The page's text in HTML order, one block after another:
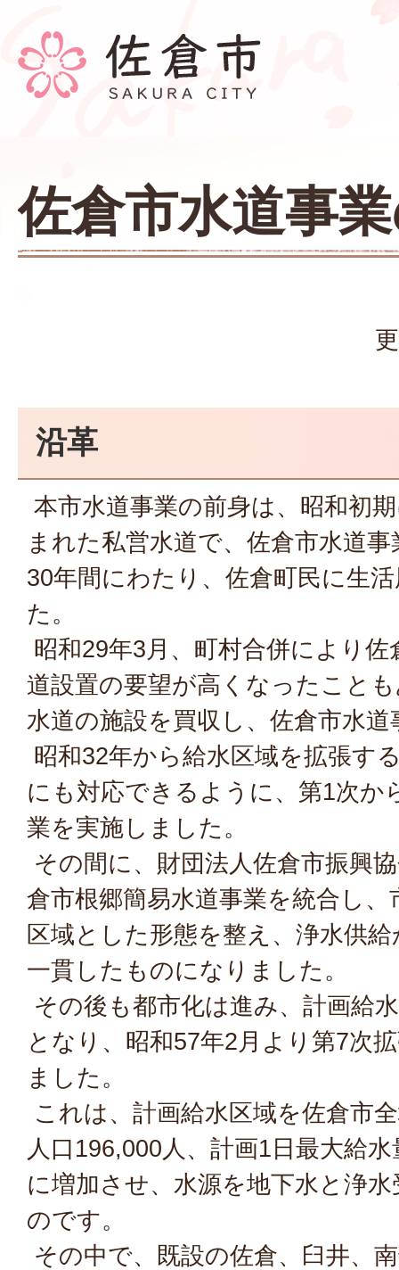
佐倉市水道事
沿革
本市水道事業の前身は、昭和初
まれた私営水道で、佐倉市水道
30年間にわたり、佐倉町民に生
た。
昭和29年3月、町村合併により
道設置の要望が高くなったこと
水道の施設を買収し、佐倉市水
昭和32年から給水区域を拡張す
にも対応できるように、第1次か
業を実施しました。
その間に、財団法人佐倉市振興
倉市根郷簡易水道事業を統合し
区域とした形態を整え、浄水供
一貫したものになりました。
その後も都市化は進み、計画給
となり、昭和57年2月より第7次
ました。
これは、計画給水区域を佐倉市
人口196,000人、計画1日最大給
に増加させ、水源を地下水と浄
のです。
その中で、既設の佐倉、臼井、